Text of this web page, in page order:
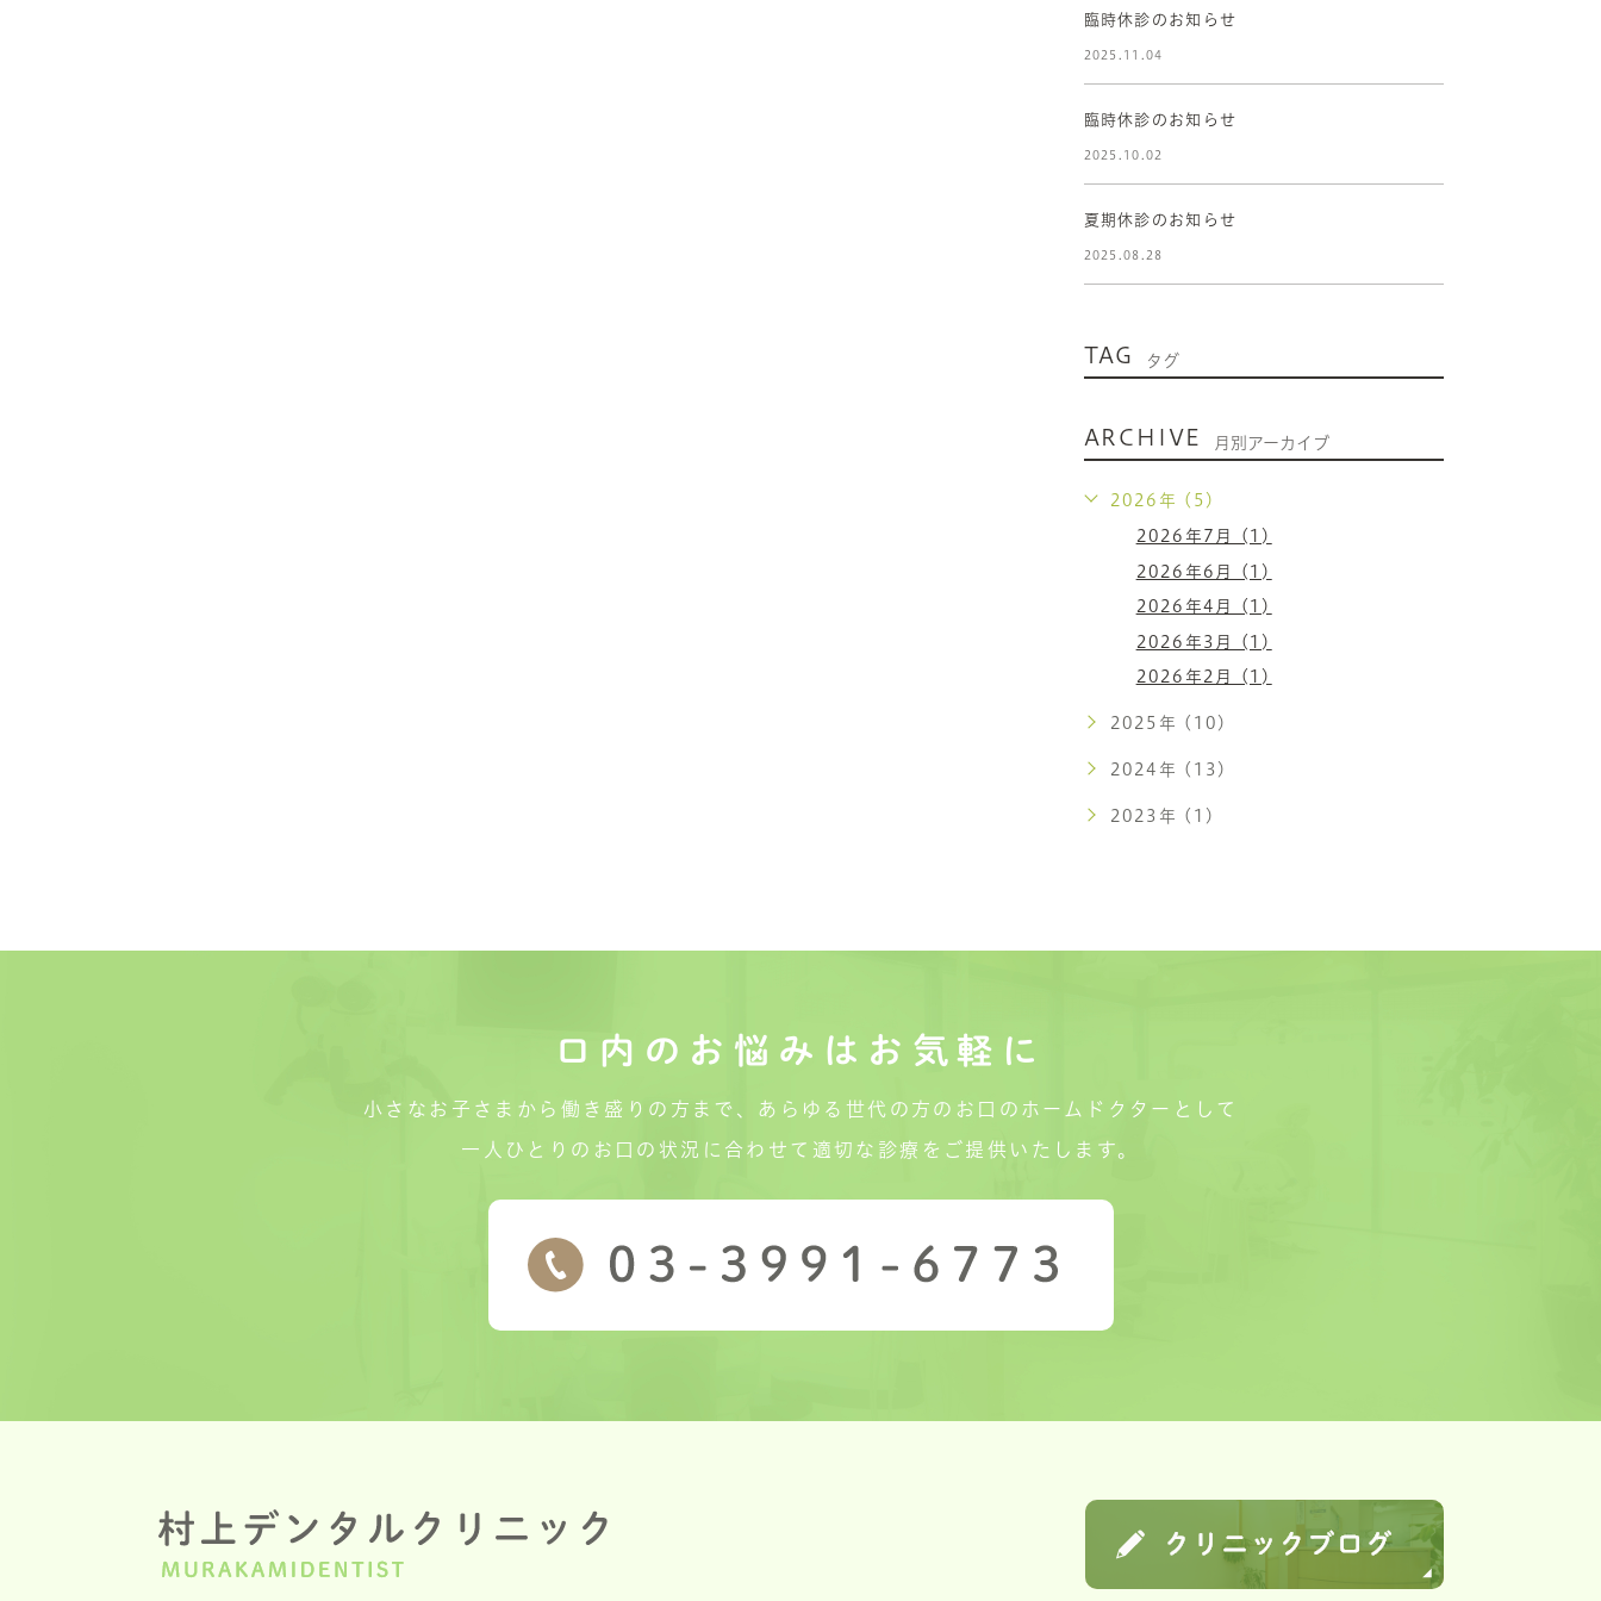
臨時休診のお知らせ
2025.11.04
臨時休診のお知らせ
2025.10.02
夏期休診のお知らせ
2025.08.28
TAG タグ
ARCHIVE 月別アーカイブ
2026年 (5)
2026年7月 (1)
2026年6月 (1)
2026年4月 (1)
2026年3月 (1)
2026年2月 (1)
2025年 (10)
2024年 (13)
2023年 (1)
口内のお悩みは お気軽に
小さなお子さまから働き盛りの方まで、あらゆる世代の方のお口のホームドクターとして
一人ひとりのお口の状況に合わせて適切な診療をご提供いたします。